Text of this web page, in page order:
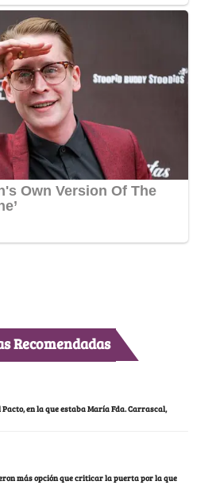
Recomendadas
en la que estaba María Fda. Carrascal,
más opción que criticar la puerta por la que